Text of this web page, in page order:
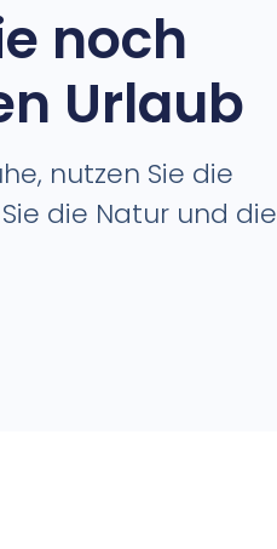
noch
Urlaub
nutzen Sie die
die Natur und die